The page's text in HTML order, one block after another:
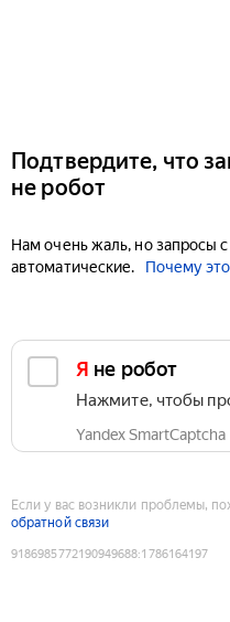
Подтвердите, что
не робот
Нам очень жаль, но запросы
автоматические.
Почему
Я не робот
Нажмите, чтобы
Yandex SmartCaptcha
Если у вас возникли проблемы,
обратной связи
9186985772190949688:1786164197